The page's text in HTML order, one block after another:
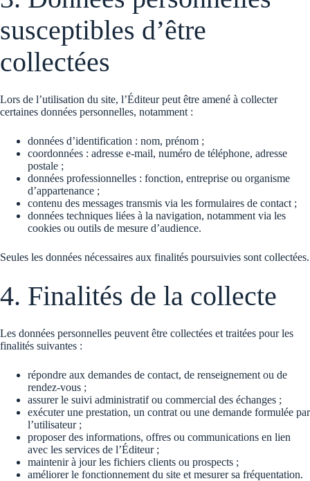
susceptibles d’être
collectées
Lors de l’utilisation du site, l’Éditeur peut être amené à collecter
certaines données personnelles, notamment :
données d’identification : nom, prénom ;
coordonnées : adresse e-mail, numéro de téléphone, adresse
postale ;
données professionnelles : fonction, entreprise ou organisme
d’appartenance ;
contenu des messages transmis via les formulaires de contact ;
données techniques liées à la navigation, notamment via les
cookies ou outils de mesure d’audience.
Seules les données nécessaires aux finalités poursuivies sont collectées.
4. Finalités de la collecte
Les données personnelles peuvent être collectées et traitées pour les
finalités suivantes :
répondre aux demandes de contact, de renseignement ou de
rendez-vous ;
assurer le suivi administratif ou commercial des échanges ;
exécuter une prestation, un contrat ou une demande formulée par
l’utilisateur ;
proposer des informations, offres ou communications en lien
avec les services de l’Éditeur ;
maintenir à jour les fichiers clients ou prospects ;
améliorer le fonctionnement du site et mesurer sa fréquentation.